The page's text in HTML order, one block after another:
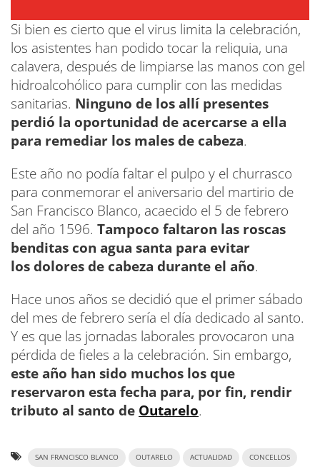
Si bien es cierto que el virus limita la celebración,
los asistentes han podido tocar la reliquia, una
calavera, después de limpiarse las manos con gel
hidroalcohólico para cumplir con las medidas
sanitarias. Ninguno de los allí presentes
perdió la oportunidad de acercarse a ella
para remediar los males de cabeza.
Este año no podía faltar el pulpo y el churrasco
para conmemorar el aniversario del martirio de
San Francisco Blanco, acaecido el 5 de febrero
del año 1596. Tampoco faltaron las roscas
benditas con agua santa para evitar
los dolores de cabeza durante el año.
Hace unos años se decidió que el primer sábado
del mes de febrero sería el día dedicado al santo.
Y es que las jornadas laborales provocaron una
pérdida de fieles a la celebración. Sin embargo,
este año han sido muchos los que
reservaron esta fecha para, por fin, rendir
tributo al santo de Outarelo.
SAN FRANCISCO BLANCO OUTARELO ACTUALIDAD CONCELLOS